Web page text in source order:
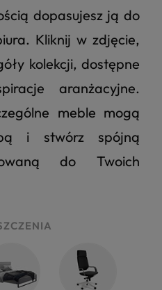
dopasujesz ją do
Kliknij w zdjęcie,
kolekcji, dostępne
aranżacyjne.
meble mogą
i stwórz spójną
do Twoich